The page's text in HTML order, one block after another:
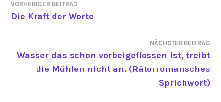
BEITRAGSNAVIGATION
VORHERIGER BEITRAG
Die Kraft der Worte
NÄCHSTER BEITRAG
Wasser das schon vorbeigeflossen ist, treibt
die Mühlen nicht an. (Rätorromansches
Sprichwort)